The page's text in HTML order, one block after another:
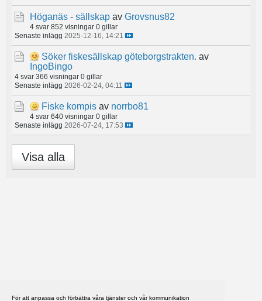
För att anpassa och förbättra våra tjänster och vår kommunikation
Höganäs - sällskap av Grovsnus82
4 svar 852 visningar 0 gillar
Senaste inlägg 2025-12-16, 14:21
Söker fiskesällskap göteborgstrakten. av
IngoBingo
4 svar 366 visningar 0 gillar
Senaste inlägg 2026-02-24, 04:11
Fiske kompis av norrbo81
4 svar 640 visningar 0 gillar
Senaste inlägg 2026-07-24, 17:53
Visa alla